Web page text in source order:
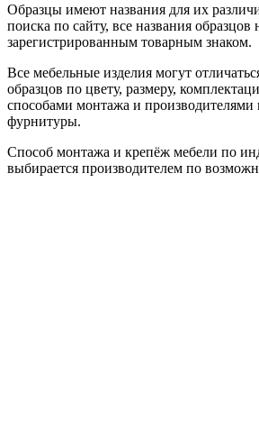
Образцы имеют названия для их
поиска по сайту, все названия образцов
зарегистрированным товарным знаком.
Все мебельные изделия могут
образцов по цвету, размеру,
способами монтажа и
фурнитуры.
Способ монтажа и крепёж мебели по
выбирается производителем по